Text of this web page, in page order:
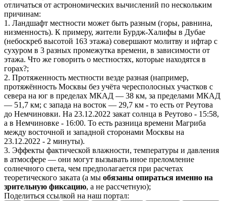
отличаться от астрономических вычислений по нескольким
причинам:
1. Ландшафт местности может быть разным (горы, равнина,
низменность). К примеру, жители Бурдж-Халифы в Дубае
(небоскреб высотой 163 этажа) совершают молитву и ифтар с
сухуром в 3 разных промежутка времени, в зависимости от
этажа. Что же говорить о местностях, которые находятся в
горах?;
2. Протяженность местности везде разная (например,
протяжённость Москвы без учёта чересполосных участков с
севера на юг в пределах МКАД — 38 км, за пределами МКАД
— 51,7 км; с запада на восток — 29,7 км - то есть от Реутова
до Немчиновки. На 23.12.2022 закат солнца в Реутово - 15:58,
а в Немчиновке - 16:00. То есть разница времени Магриба
между восточной и западной сторонами Москвы на
23.12.2022 - 2 минуты).
3. Эффекты фактической влажности, температуры и давления
в атмосфере — они могут вызывать иное преломление
солнечного света, чем предполагается при расчетах
теоретического заката (а мы обязаны опираться именно на
зрительную фиксацию, а не рассчетную);
Поделиться ссылкой на наш портал: